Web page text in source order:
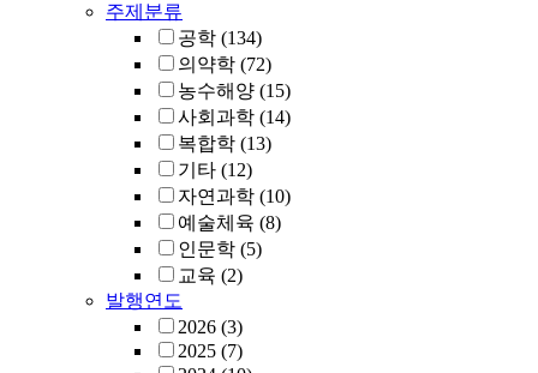
주제분류
공학 (134)
의약학 (72)
농수해양 (15)
사회과학 (14)
복합학 (13)
기타 (12)
자연과학 (10)
예술체육 (8)
인문학 (5)
교육 (2)
발행연도
2026 (3)
2025 (7)